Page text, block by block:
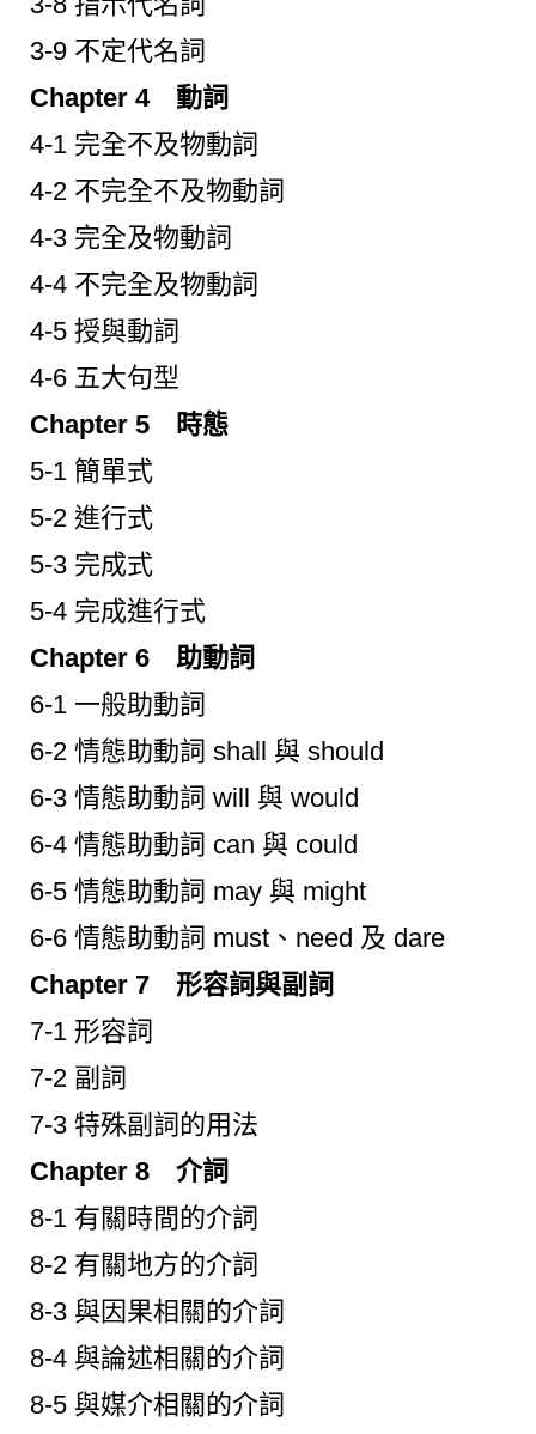
3-9 不定代名詞
Chapter 4 動詞
4-1 完全不及物動詞
4-2 不完全不及物動詞
4-3 完全及物動詞
4-4 不完全及物動詞
4-5 授與動詞
4-6 五大句型
Chapter 5 時態
5-1 簡單式
5-2 進行式
5-3 完成式
5-4 完成進行式
Chapter 6 助動詞
6-1 一般助動詞
6-2 情態助動詞 shall 與 should
6-3 情態助動詞 will 與 would
6-4 情態助動詞 can 與 could
6-5 情態助動詞 may 與 might
6-6 情態助動詞 must、need 及 dare
Chapter 7 形容詞與副詞
7-1 形容詞
7-2 副詞
7-3 特殊副詞的用法
Chapter 8 介詞
8-1 有關時間的介詞
8-2 有關地方的介詞
8-3 與因果相關的介詞
8-4 與論述相關的介詞
8-5 與媒介相關的介詞